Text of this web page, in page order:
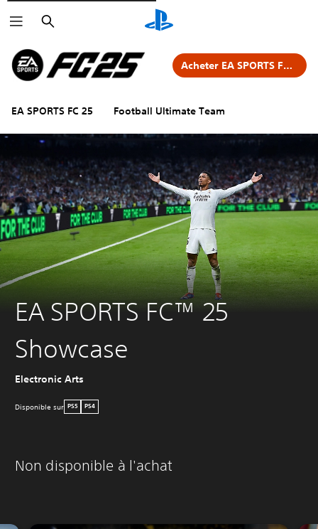
Rechercher
EA SPORTS FC 25 Football Ultimate Team
Acheter EA SPORTS FC 25
EA SPORTS FC™ 25
Showcase
Electronic Arts
Disponible sur PS5 PS4
Non disponible à l'achat